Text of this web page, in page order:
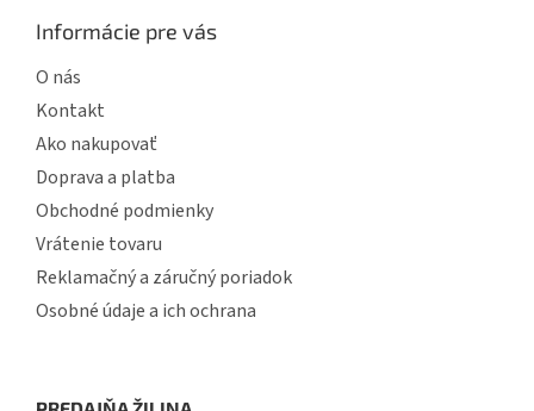
Informácie pre vás
O nás
Kontakt
Ako nakupovať
Doprava a platba
Obchodné podmienky
Vrátenie tovaru
Reklamačný a záručný poriadok
Osobné údaje a ich ochrana